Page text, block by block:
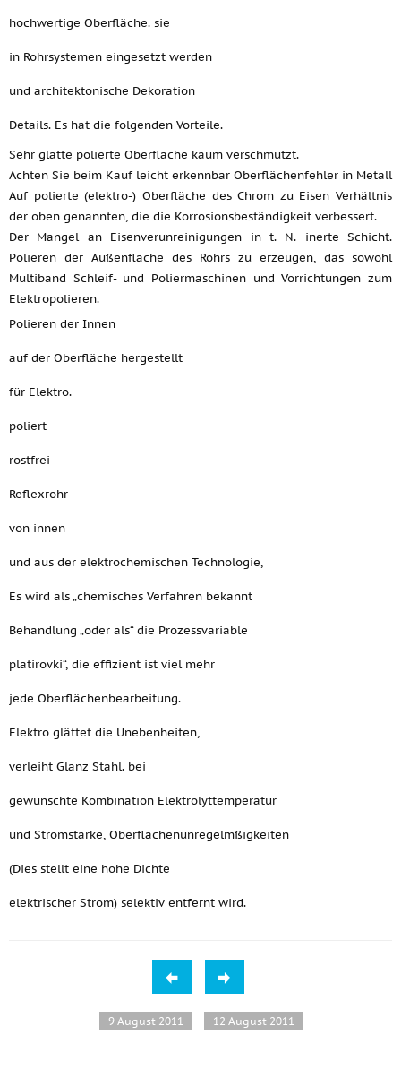
hochwertige Oberfläche. sie
in Rohrsystemen eingesetzt werden
und architektonische Dekoration
Details. Es hat die folgenden Vorteile.
Sehr glatte polierte Oberfläche kaum verschmutzt.
Achten Sie beim Kauf leicht erkennbar Oberflächenfehler in Metall
Auf polierte (elektro-) Oberfläche des Chrom zu Eisen Verhältnis
der oben genannten, die die Korrosionsbeständigkeit verbessert.
Der Mangel an Eisenverunreinigungen in t. N. inerte Schicht.
Polieren der Außenfläche des Rohrs zu erzeugen, das sowohl
Multiband Schleif- und Poliermaschinen und Vorrichtungen zum
Elektropolieren.
Polieren der Innen
auf der Oberfläche hergestellt
für Elektro.
poliert
rostfrei
Reflexrohr
von innen
und aus der elektrochemischen Technologie,
Es wird als „chemisches Verfahren bekannt
Behandlung „oder als“ die Prozessvariable
platirovki“, die effizient ist viel mehr
jede Oberflächenbearbeitung.
Elektro glättet die Unebenheiten,
verleiht Glanz Stahl. bei
gewünschte Kombination Elektrolyttemperatur
und Stromstärke, Oberflächenunregelmßigkeiten
(Dies stellt eine hohe Dichte
elektrischer Strom) selektiv entfernt wird.
9 August 2011 12 August 2011